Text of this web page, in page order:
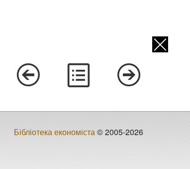
Бібліотека економіста© 2005-2026